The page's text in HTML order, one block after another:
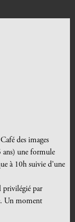
des images
ans) une formule
à 10h suivie d’une
privilégié par
Un moment